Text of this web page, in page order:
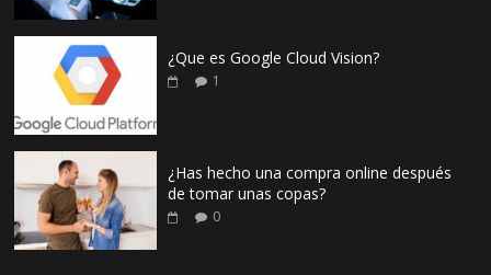
¿Que es Google Cloud Vision?
1
¿Has hecho una compra online después
de tomar unas copas?
0